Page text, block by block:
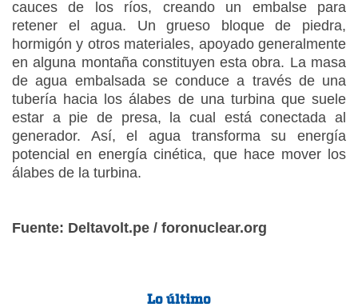
cauces de los ríos, creando un embalse para
retener el agua. Un grueso bloque de piedra,
hormigón y otros materiales, apoyado generalmente
en alguna montaña constituyen esta obra. La masa
de agua embalsada se conduce a través de una
tubería hacia los álabes de una turbina que suele
estar a pie de presa, la cual está conectada al
generador. Así, el agua transforma su energía
potencial en energía cinética, que hace mover los
álabes de la turbina.
Fuente: Deltavolt.pe / foronuclear.org
Lo último